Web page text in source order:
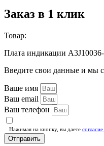
Заказ в 1 клик
Товар:
Плата индикации
Введите свои данные и мы
Ваше имя
Ваш email
Ваш телефон
Нажимая на кнопку, вы даете
Отправить